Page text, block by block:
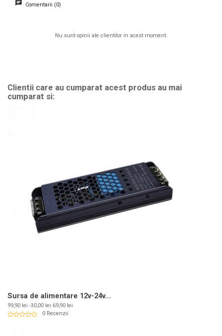
Comentarii (0)
Nu sunt opinii ale clientilor in acest moment.
Clientii care au cumparat acest produs au mai
cumparat si:
Sursa de alimentare 12v-24v...
Pret
de
99,90 lei -30,00 lei Pret
69,90 lei
0 Recenzii